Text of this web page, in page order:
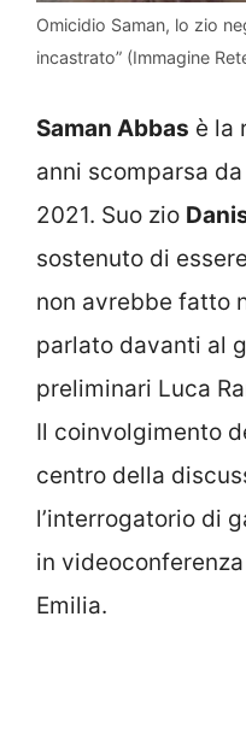
Omicidio Saman, lo zio
incastrato” (Immagine
Saman Abbas è la
anni scomparsa
2021. Suo zio
sostenuto di
non avrebbe fatto
parlato davanti al
preliminari Luca
Il coinvolgimento
centro della
l’interrogatorio di
in
Emilia.